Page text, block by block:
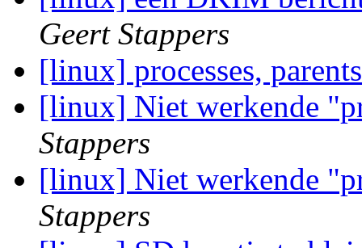
Geert Stappers
[linux] processes,
[linux] Niet werkende
Stappers
[linux] Niet werkende
Stappers